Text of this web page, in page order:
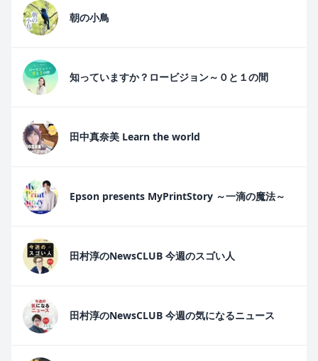
朝の小鳥
知っていますか？ロービジョン～０と１の間
田中真奈美 Learn the world
Epson presents MyPrintStory ～一滴の魔法～
田村淳のNewsCLUB 今週のスゴい人
田村淳のNewsCLUB 今週の気になるニュース